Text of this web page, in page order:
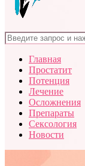
Главная
Простатит
Потенция
Лечение
Осложнения
Препараты
Сексология
Новости